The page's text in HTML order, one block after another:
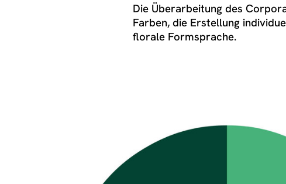
Die Überarbeitung des
Farben, die Erstellung
florale Formsprache.